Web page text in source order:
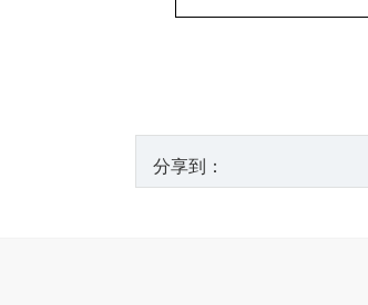
分享到：